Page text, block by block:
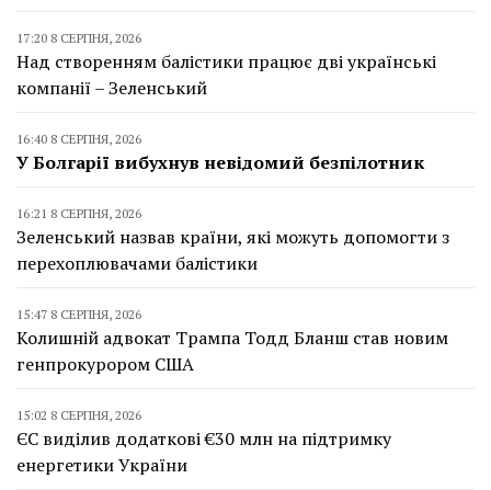
17:20 8 СЕРПНЯ, 2026
Над створенням балістики працює дві українські
компанії – Зеленський
16:40 8 СЕРПНЯ, 2026
У Болгарії вибухнув невідомий безпілотник
16:21 8 СЕРПНЯ, 2026
Зеленський назвав країни, які можуть допомогти з
перехоплювачами балістики
15:47 8 СЕРПНЯ, 2026
Колишній адвокат Трампа Тодд Бланш став новим
генпрокурором США
15:02 8 СЕРПНЯ, 2026
ЄС виділив додаткові €30 млн на підтримку
енергетики України